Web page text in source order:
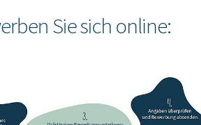
Sie sich online: